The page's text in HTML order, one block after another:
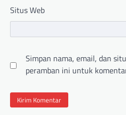
Situs Web
Simpan nama, email, dan
peramban ini untuk